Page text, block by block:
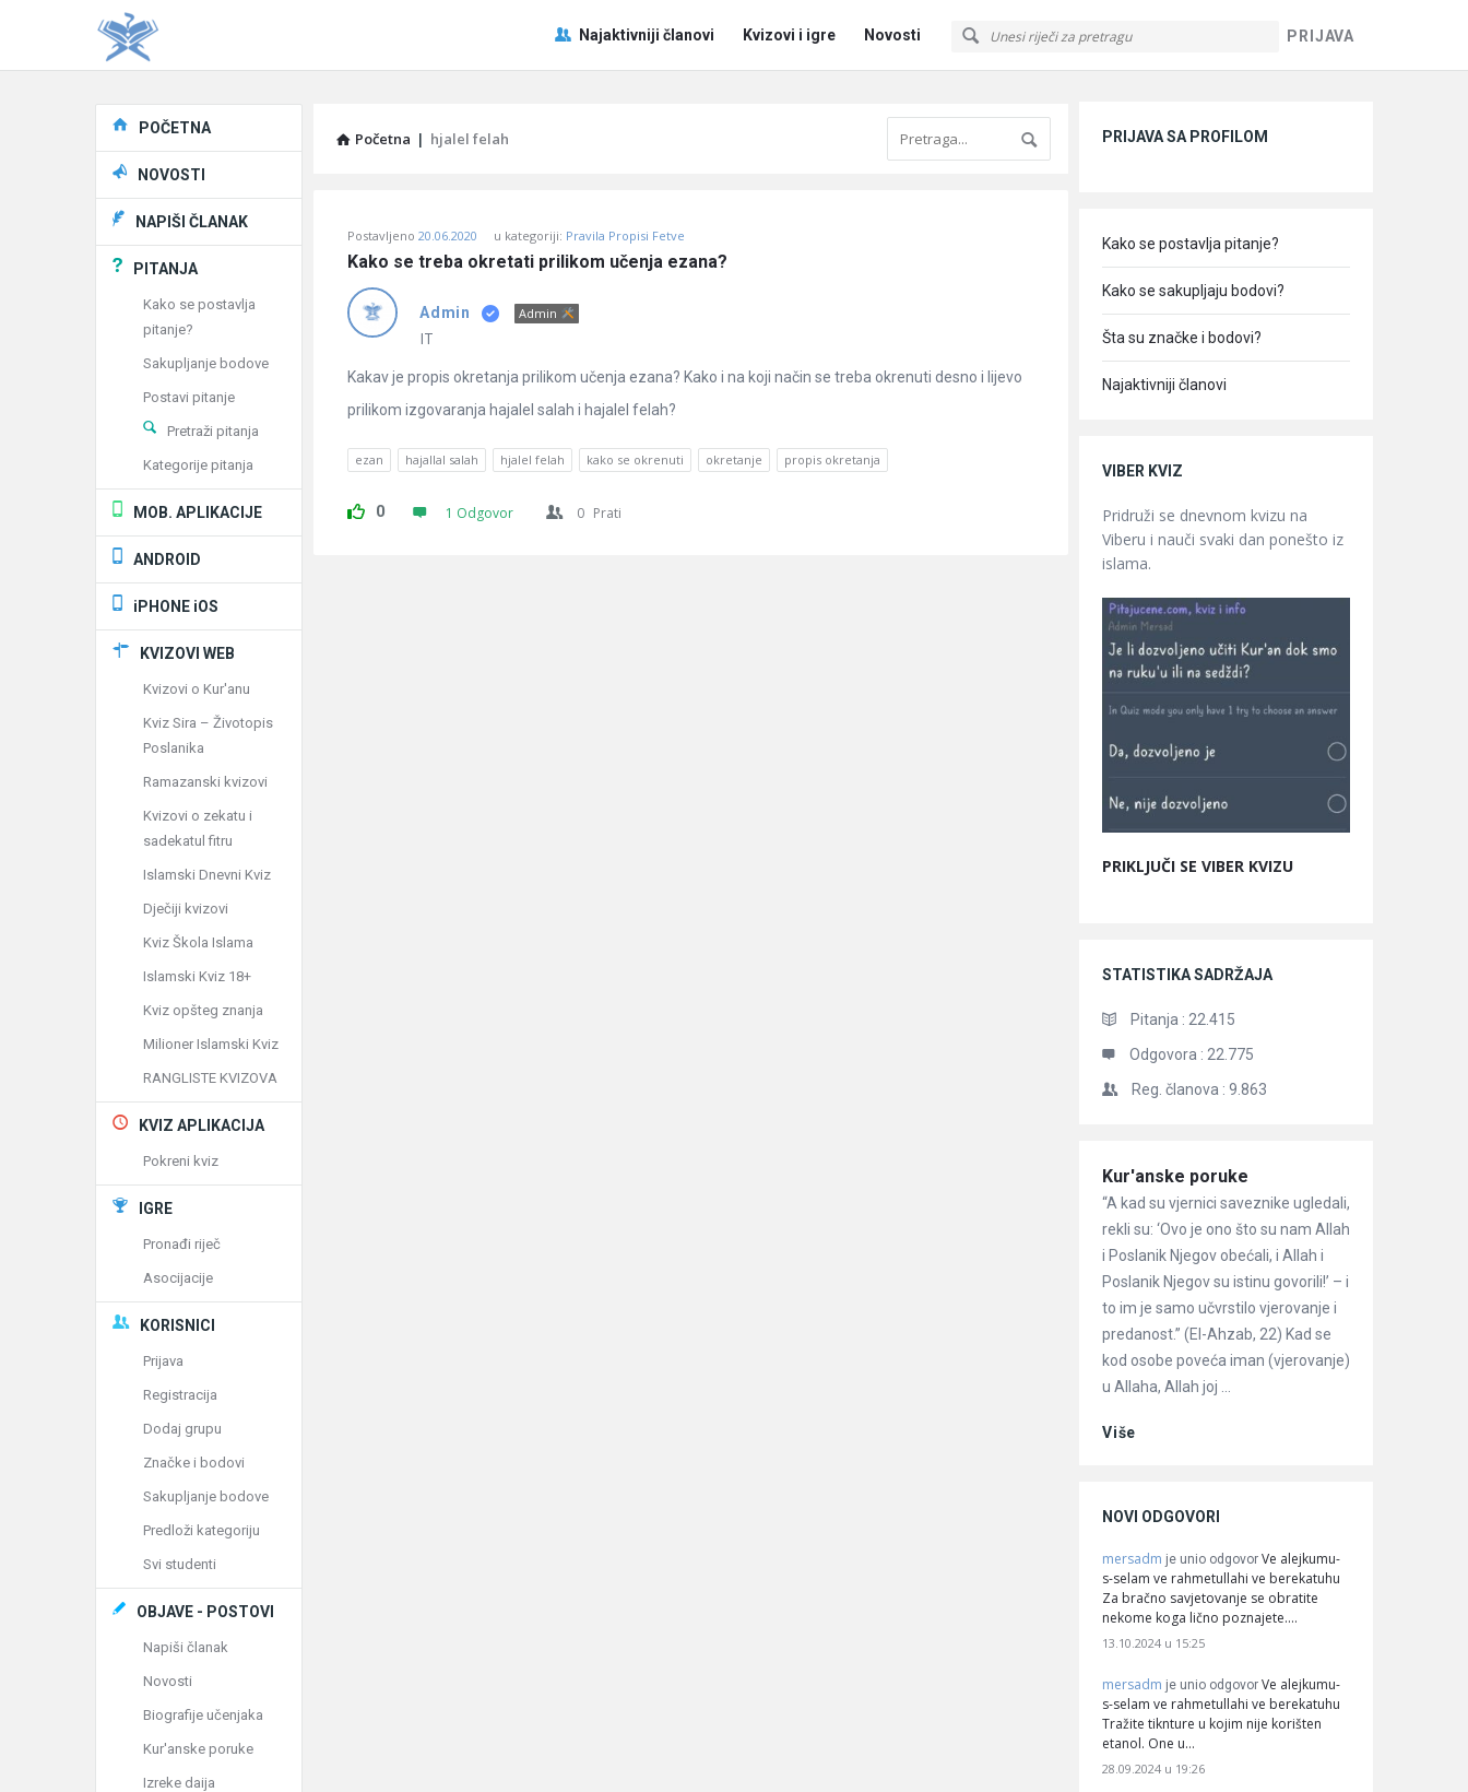
PRIJAVA
Pitaj
Učene
Najaktivniji članovi Kvizovi i igre Novosti
Početna | hjalel felah
Učene
Latest
Pitanja
Postavljeno 20.06.2020 u kategoriji: Pravila Propisi Fetve
Kako se treba okretati prilikom učenja ezana?
Admin Admin
IT
Kakav je propis okretanja prilikom učenja ezana? Kako i na koji način se treba okrenuti desno i lijevo
prilikom izgovaranja hajalel salah i hajalel felah?
ezan hajallal salah hjalel felah kako se okrenuti okretanje propis okretanja
0 1 Odgovor 0 Prati
PRIJAVA SA PROFILOM
Kako se postavlja pitanje?
Kako se sakupljaju bodovi?
Šta su značke i bodovi?
Najaktivniji članovi
VIBER KVIZ
Pridruži se dnevnom kvizu na
Viberu i nauči svaki dan ponešto iz
islama.
PRIKLJUČI SE VIBER KVIZU
STATISTIKA SADRŽAJA
Pitanja : 22.415
Odgovora : 22.775
Reg. članova : 9.863
Članci
Kur'anske poruke
“A kad su vjernici saveznike ugledali,
rekli su: ‘Ovo je ono što su nam Allah
i Poslanik Njegov obećali, i Allah i
Poslanik Njegov su istinu govorili!’ – i
to im je samo učvrstilo vjerovanje i
predanost.” (El-Ahzab, 22) Kad se
kod osobe poveća iman (vjerovanje)
u Allaha, Allah joj ...
Više
NOVI ODGOVORI
mersadm je unio odgovor Ve alejkumu-
s-selam ve rahmetullahi ve berekatuhu
Za bračno savjetovanje se obratite
nekome koga lično poznajete.…
13.10.2024 u 15:25
mersadm je unio odgovor Ve alejkumu-
s-selam ve rahmetullahi ve berekatuhu
Tražite tiknture u kojim nije korišten
etanol. One u…
28.09.2024 u 19:26
Explore
POČETNA
NOVOSTI
NAPIŠI ČLANAK
PITANJA
Kako se postavlja
pitanje?
Sakupljanje bodove
Postavi pitanje
Pretraži pitanja
Kategorije pitanja
MOB. APLIKACIJE
ANDROID
iPHONE iOS
KVIZOVI WEB
Kvizovi o Kur'anu
Kviz Sira – Životopis
Poslanika
Ramazanski kvizovi
Kvizovi o zekatu i
sadekatul fitru
Islamski Dnevni Kviz
Dječiji kvizovi
Kviz Škola Islama
Islamski Kviz 18+
Kviz opšteg znanja
Milioner Islamski Kviz
RANGLISTE KVIZOVA
KVIZ APLIKACIJA
Pokreni kviz
IGRE
Pronađi riječ
Asocijacije
KORISNICI
Prijava
Registracija
Dodaj grupu
Značke i bodovi
Sakupljanje bodove
Predloži kategoriju
Svi studenti
OBJAVE - POSTOVI
Napiši članak
Novosti
Biografije učenjaka
Kur'anske poruke
Izreke daija